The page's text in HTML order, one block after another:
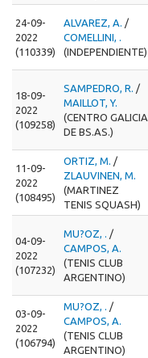
24-09-
2022
(110339)
ALVAREZ, A. /
COMELLINI, .
(INDEPENDIENTE)
18-09-
2022
(109258)
SAMPEDRO, R. /
MAILLOT, Y.
(CENTRO GALICIA
DE BS.AS.)
11-09-
2022
(108495)
ORTIZ, M. /
ZLAUVINEN, M.
(MARTINEZ
TENIS SQUASH)
04-09-
2022
(107232)
MU?OZ, . /
CAMPOS, A.
(TENIS CLUB
ARGENTINO)
03-09-
2022
(106794)
MU?OZ, . /
CAMPOS, A.
(TENIS CLUB
ARGENTINO)